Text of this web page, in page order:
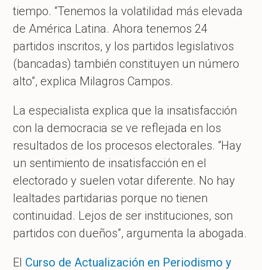
tiempo. “Tenemos la volatilidad más elevada
de América Latina. Ahora tenemos 24
partidos inscritos, y los partidos legislativos
(bancadas) también constituyen un número
alto”, explica Milagros Campos.
La especialista explica que la insatisfacción
con la democracia se ve reflejada en los
resultados de los procesos electorales. “Hay
un sentimiento de insatisfacción en el
electorado y suelen votar diferente. No hay
lealtades partidarias porque no tienen
continuidad. Lejos de ser instituciones, son
partidos con dueños”, argumenta la abogada.
El Curso de Actualización en Periodismo y